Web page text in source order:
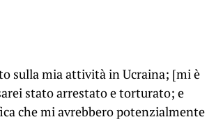
sulla mia attività in Ucraina; [mi è
stato arrestato e torturato; e
che mi avrebbero potenzialmente